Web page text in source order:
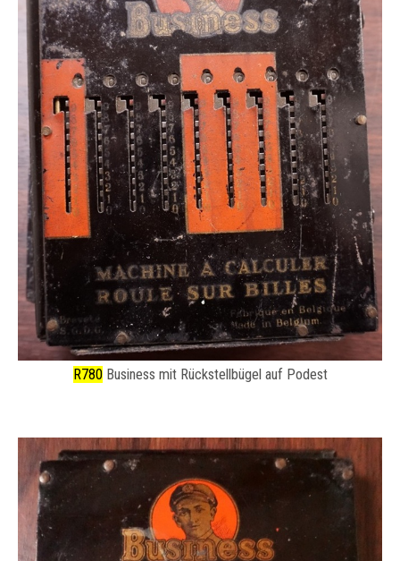
R780Business mit Rückstellbügel auf Podest